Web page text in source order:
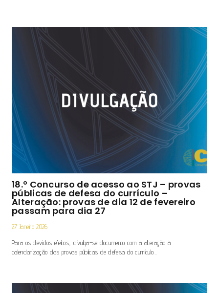
18.º Concurso de acesso ao STJ – provas
públicas de defesa do currículo –
Alteração: provas de dia 12 de fevereiro
passam para dia 27
27 Janeiro 2026
Para os devidos efeitos, divulga-se documento com a alteração à
calendarização das provas públicas de defesa do currículo…